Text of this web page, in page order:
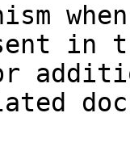
in